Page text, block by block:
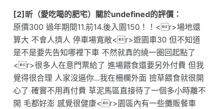
[2]昕（愛吃喝的肥宅）關於undefined的評價：
原價300 過年期間11.前14.後入園150！！<r>場地還
算大 不會人擠人 停車場寬敞<r>遊園車30 但不知道
是不是要先告知哪裡下車 不然就真的繞一圈回起點了
<r>很多人在意門票給了 進場餵食還要另外付費 但我
覺得很合理 人家沒逼你...我在柵欄外面 撿草餵食就很開
心了 確實不用再付費 草泥馬區直接待了一個多小時離不
開 毛都好澎 感覺很健康<r>園區內有一些攤販餐車